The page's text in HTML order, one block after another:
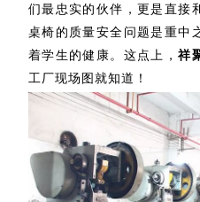
们最忠实的伙伴，更是直接
桌椅的质量安全问题是重中
着学生的健康。这点上，祥
工厂现场图就知道！